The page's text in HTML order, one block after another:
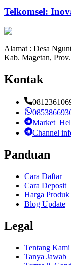
Telkomsel:
Alamat : Desa
Kab. Magetan,
Kontak
Channel
Panduan
Cara Daftar
Cara Deposit
Harga Produk
Blog Update
Legal
Tentang Kami
Tanya Jawab